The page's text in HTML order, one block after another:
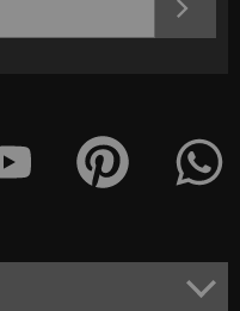
JETZT